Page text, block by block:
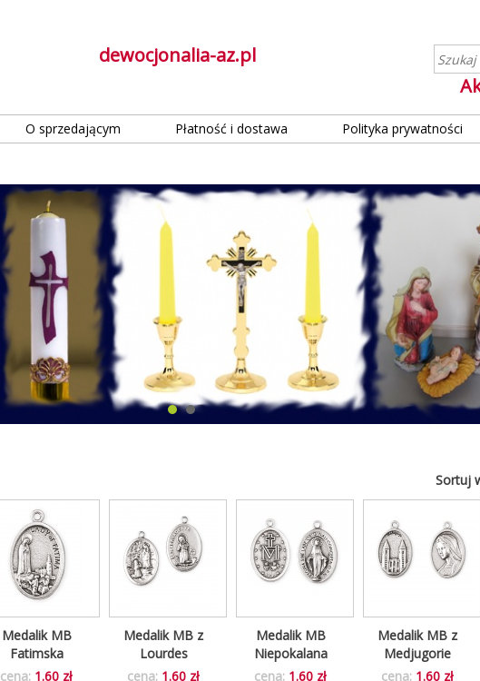
dewocjonalia-az.pl
O sprzedającym Płatność i dostawa Polityka prywatności
Sortuj
Medalik MB
Fatimska
cena: 1.60 zł
Medalik MB z
Lourdes
cena: 1.60 zł
Medalik MB
Niepokalana
cena: 1.60 zł
Medalik MB z
Medjugorie
cena: 1.60 zł